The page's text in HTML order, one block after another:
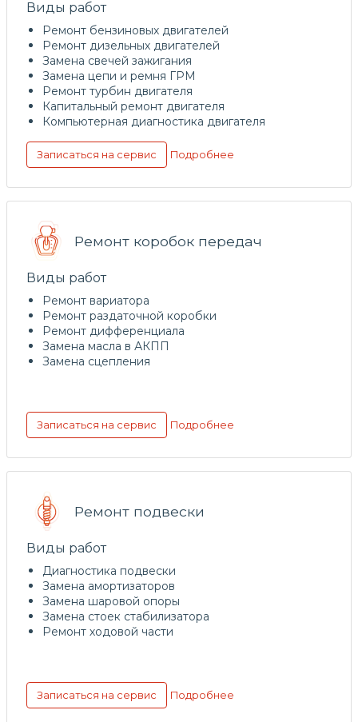
Виды работ
Ремонт бензиновых двигателей
Ремонт дизельных двигателей
Замена свечей зажигания
Замена цепи и ремня ГРМ
Ремонт турбин двигателя
Капитальный ремонт двигателя
Компьютерная диагностика двигателя
Записаться на сервис Подробнее
Ремонт коробок передач
Виды работ
Ремонт вариатора
Ремонт раздаточной коробки
Ремонт дифференциала
Замена масла в АКПП
Замена сцепления
Записаться на сервис Подробнее
Ремонт подвески
Виды работ
Диагностика подвески
Замена амортизаторов
Замена шаровой опоры
Замена стоек стабилизатора
Ремонт ходовой части
Записаться на сервис Подробнее